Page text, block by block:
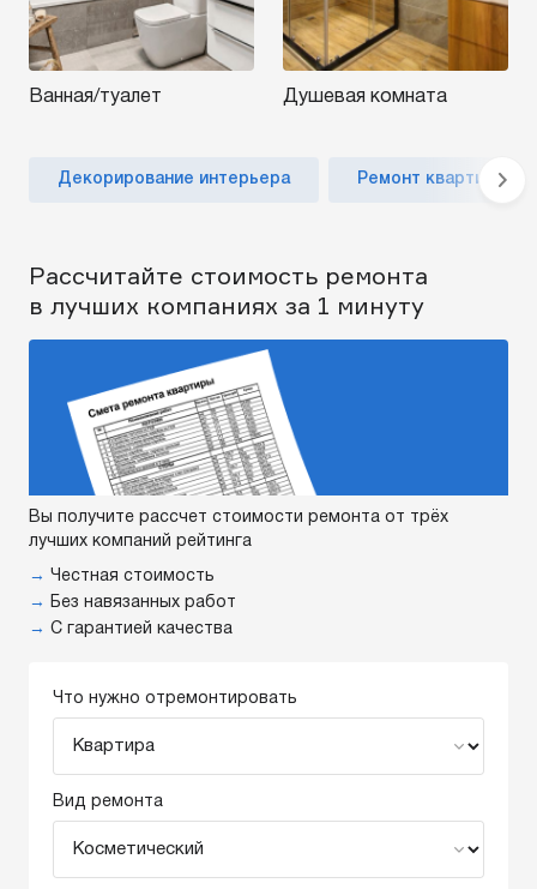
Ванная/туалет Душевая комната
Декорирование интерьера Ремонт квартиры
Что нужно отремонтировать
Вид ремонта
Рассчитайте стоимость ремонта
в лучших компаниях за 1 минуту
Вы получите рассчет стоимости ремонта от трёх
лучших компаний рейтинга
→ Честная стоимость
→
Без навязанных работ
→ С гарантией качества